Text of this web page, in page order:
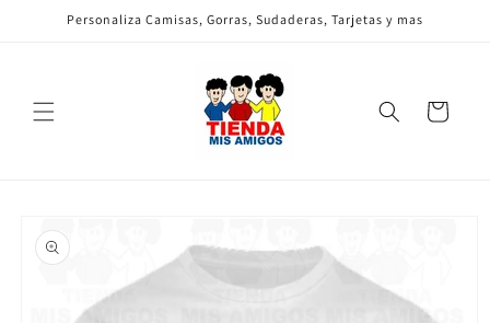
directamente
Personaliza Camisas, Gorras, Sudaderas, Tarjetas y mas
Carrito
a la
información